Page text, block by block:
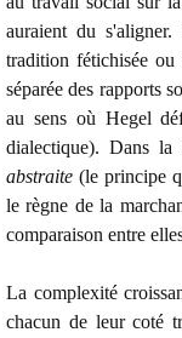
auraient du
tradition fétichisée ou
séparée des rapports
au sens où Hegel
dialectique). Dans
abstraite (le principe
le règne de la
comparaison entre
La complexité
chacun de leur coté